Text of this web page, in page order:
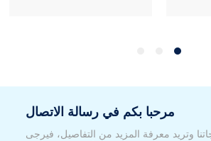
مرحبا بكم في رسالة الاتصال
وتريد معرفة المزيد من التفاصيل، فيرجى